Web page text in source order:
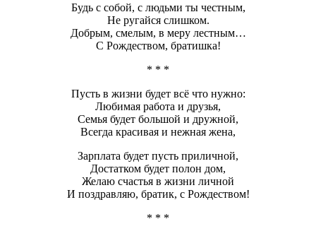
Будь с собой, с людьми ты честным,
Не ругайся слишком.
Добрым, смелым, в меру лестным…
С Рождеством, братишка!
* * *
Пусть в жизни будет всё что нужно:
Любимая работа и друзья,
Семья будет большой и дружной,
Всегда красивая и нежная жена,
Зарплата будет пусть приличной,
Достатком будет полон дом,
Желаю счастья в жизни личной
И поздравляю, братик, с Рождеством!
* * *